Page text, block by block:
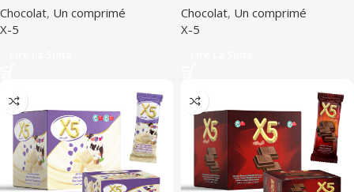
Chocolat, Un comprimé
X-5
Chocolat, Un comprimé
X-5